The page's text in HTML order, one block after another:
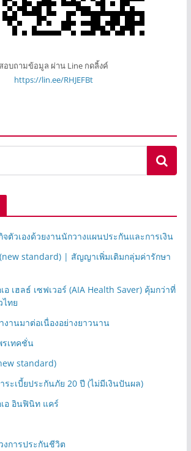
สอบถามข้อมูล ผ่าน Line กดลิ้งค์
https://lin.ee/RHJEFBt
ตัวเองด้วยงานนักวางแผนประกันและการเงิน
standard) | สัญญาเพิ่มเติมกลุ่มค่ารักษา
อ เฮลธ์ เซฟเวอร์ (AIA Health Saver) คุ้มกว่าที่
ไทย
านมาต่อเนื่องอย่างยาวนาน
รเทคชั่น
standard)
ระเบี้ยประกันภัย 20 ปี (ไม่มีเงินปันผล)
อ อินฟินิท แคร์
งการประกันชีวิต